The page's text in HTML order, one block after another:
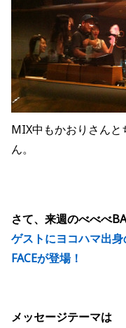
MIX中もかおりさんと
ん。
さて、来週のべべべ
ゲストにヨコハマ出
FACEが登場！
メッセージテーマは